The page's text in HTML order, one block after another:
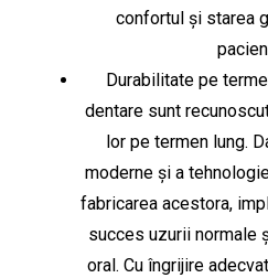
confortul și starea
Durabilitate pe
dentare sunt
lor pe termen lung.
moderne și a
fabricarea acestora,
succes uzurii normale
oral. Cu îngrijire